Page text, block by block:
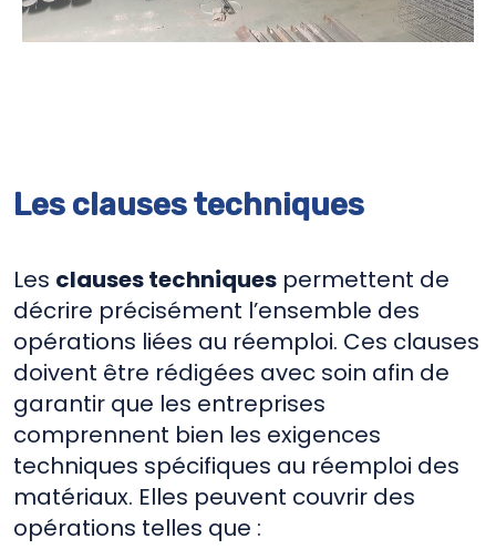
Les clauses techniques
Les clauses techniques permettent de
décrire précisément l’ensemble des
opérations liées au réemploi. Ces clauses
doivent être rédigées avec soin afin de
garantir que les entreprises
comprennent bien les exigences
techniques spécifiques au réemploi des
matériaux. Elles peuvent couvrir des
opérations telles que :